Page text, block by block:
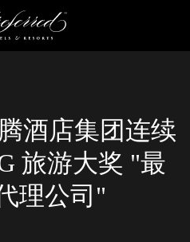
酒店集团连续
旅游大奖 "最
理公司"